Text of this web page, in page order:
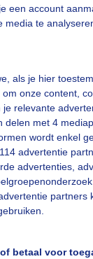
een account
media te
als je hier
onze content,
relevante
delen met 4
wordt enkel
advertentie
advertenties,
partners
betaal voor
Een moment geduld